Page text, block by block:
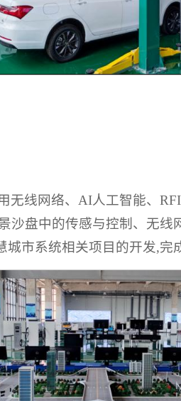
无线网络、AI人工智能、
沙盘中的传感与控制、无
市系统相关项目的开发,完